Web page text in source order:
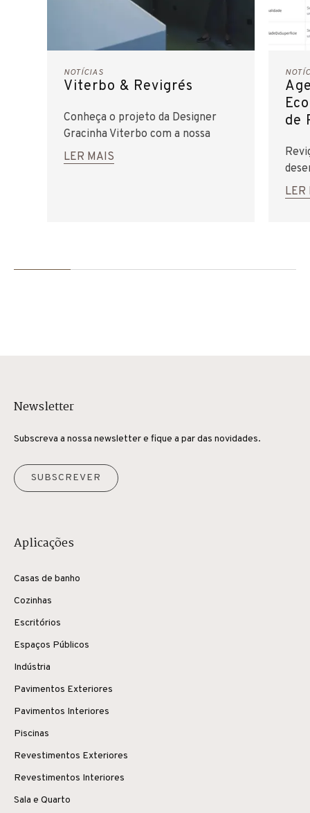
NOTÍCIAS
Viterbo & Revigrés
Conheça o projeto da Designer
Gracinha Viterbo com a nossa
coleção Elements.
LER MAIS
de
LER
Newsletter
Subscreva a nossa newsletter e fique a par das novidades.
SUBSCREVER
Aplicações
Casas de banho
Cozinhas
Escritórios
Espaços Públicos
Indústria
Pavimentos Exteriores
Pavimentos Interiores
Piscinas
Revestimentos Exteriores
Revestimentos Interiores
Sala e Quarto